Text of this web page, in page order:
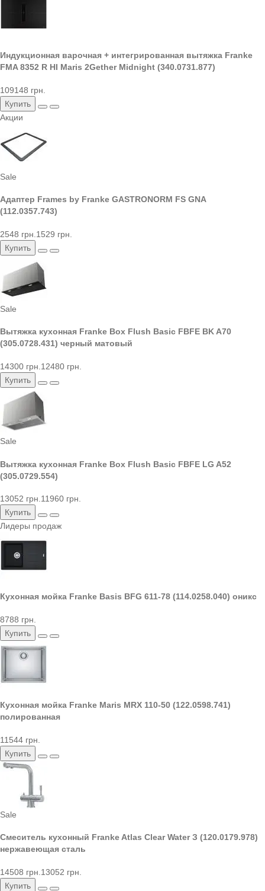
Индукционная варочная + интегрированная вытяжка Franke
FMA 8352 R HI Maris 2Gether Midnight (340.0731.877)
109148 грн.
Купить
Акции
Sale
Адаптер Frames by Franke GASTRONORM FS GNA
(112.0357.743)
2548 грн. 1529 грн.
Купить
Sale
Вытяжка кухонная Franke Box Flush Basic FBFE BK A70
(305.0728.431) черный матовый
14300 грн. 12480 грн.
Купить
Sale
Вытяжка кухонная Franke Box Flush Basic FBFE LG A52
(305.0729.554)
13052 грн.11960 грн.
Купить
Лидеры продаж
Кухонная мойка Franke Basis BFG 611-78 (114.0258.040) оникс
8788 грн.
Купить
Кухонная мойка Franke Maris MRX 110-50 (122.0598.741)
полированная
11544 грн.
Купить
Sale
Смеситель кухонный Franke Atlas Clear Water З (120.0179.978)
нержавеющая сталь
14508 грн. 13052 грн.
Купить